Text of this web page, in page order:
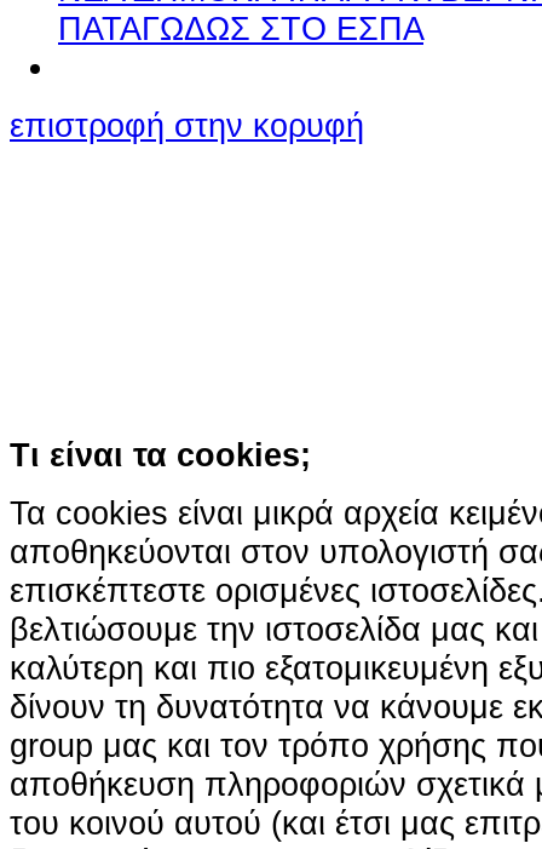
ΠΑΤΑΓΩΔΩΣ ΣΤΟ ΕΣΠΑ
επιστροφή στην κορυφή
Τι είναι τα cookies;
Τα cookies είναι μικρά αρχεία
αποθηκεύονται στον υπολογιστή
επισκέπτεστε ορισμένες
βελτιώσουμε την ιστοσελίδα μας
καλύτερη και πιο εξατομικευμένη
δίνουν τη δυνατότητα να κάνουμε
group μας και τον τρόπο χρήσης
αποθήκευση πληροφοριών σχετικά
του κοινού αυτού (και έτσι μας